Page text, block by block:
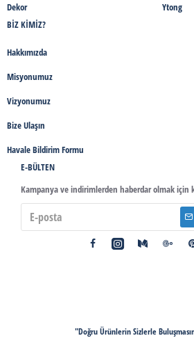
Dekor
Ytong
BIZ KIMIZ?
Hakkımızda
Misyonumuz
Vizyonumuz
Bize Ulaşın
Havale Bildirim Formu
E-BÜLTEN
Kampanya ve indirimlerden haberdar olmak için
"Doğru Ürünlerin Sizlerle